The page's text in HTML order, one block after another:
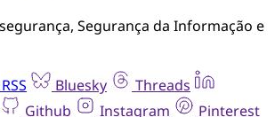
Segurança da Informação e
RSS Bluesky
Threads
Github Instagram
Pinterest